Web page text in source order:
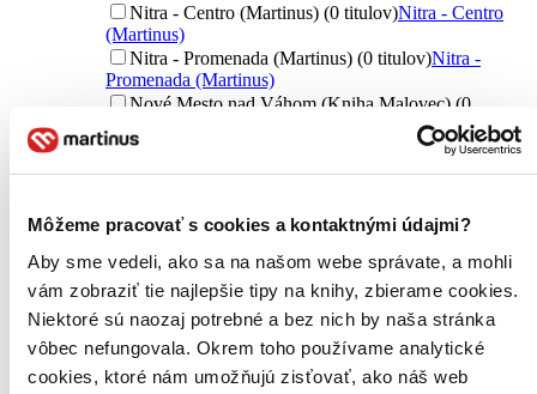
Môžeme pracovať s cookies a kontaktnými údajmi?
Aby sme vedeli, ako sa na našom webe správate, a mohli
vám zobraziť tie najlepšie tipy na knihy, zbierame cookies.
Niektoré sú naozaj potrebné a bez nich by naša stránka
vôbec nefungovala. Okrem toho používame analytické
cookies, ktoré nám umožňujú zisťovať, ako náš web
Nitra - Centro (Martinus) (0 titulov)Nitra - Centro
(Martinus)
Nitra - Promenada (Martinus) (0 titulov)Nitra -
Promenada (Martinus)
Nové Mesto nad Váhom (Kniha Malovec) (0
Nové Mesto nad Váhom (Kniha Malovec)
Poprad (Martinus) (0 titulov)
Poprad (Martinus)
Považská Bystrica (Martinus) (0 titulov)Považská
Prešov (Martinus) (0 titulov)Prešov (Martinus)
Trenčín (Martinus) (0 titulov)Trenčín (Martinus)
Trnava (Martinus) (0 titulov)Trnava (Martinus)
Turzovka (Kniha Turzovka) (0 titulov)Turzovka
(Kniha Turzovka)
Zvolen (Martinus) (0 titulov) Zvolen (Martinus)
Žilina (Martinus) (0 titulov)Žilina (Martinus)